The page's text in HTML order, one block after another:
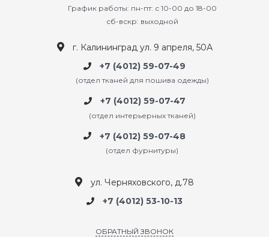
График работы: пн-пт: с 10-00 до 18-00
сб-вскр: выходной
г. Калининград ул. 9 апреля, 50А
+7 (4012) 59-07-49
(отдел тканей для пошива одежды)
+7 (4012) 59-07-47
(отдел интерьерных тканей)
+7 (4012) 59-07-48
(отдел фурнитуры)
ул. Черняховского, д.78
+7 (4012) 53-10-13
ОБРАТНЫЙ ЗВОНОК